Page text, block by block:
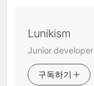
Lunikism
Junior developer
구독하기